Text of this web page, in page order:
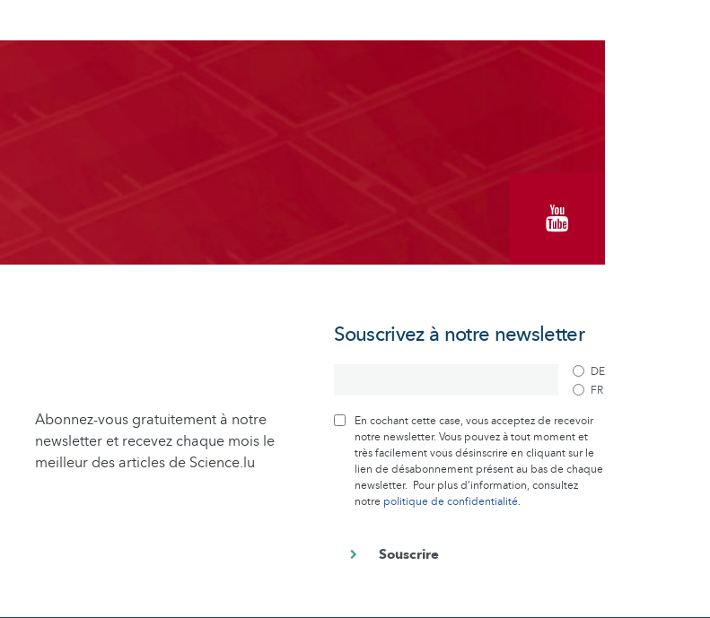
Abonnez-vous gratuitement à notre
newsletter et recevez chaque mois le
meilleur des articles de Science.lu
Souscrivez à notre newsletter
DE
FR
En cochant cette case, vous acceptez de recevoir
notre newsletter. Vous pouvez à tout moment et
très facilement vous désinscrire en cliquant sur le
lien de désabonnement présent au bas de chaque
newsletter. Pour plus d’information, consultez
notre politique de confidentialité.